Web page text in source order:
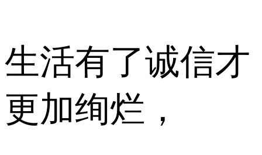
生活有了诚信才
更加绚烂，